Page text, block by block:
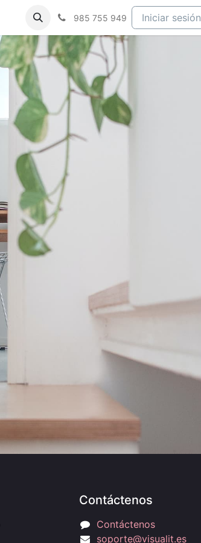
985 755 949 Iniciar sesión
Contáctenos
Contáctenos
soporte@visualit.es